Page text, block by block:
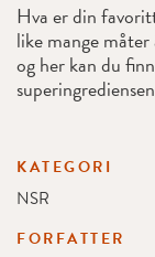
Hva er din
like mange
og her kan du
KATEGORI
NSR
FORFATTER